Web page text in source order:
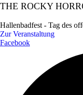
THE ROCKY
Hallenbadfest - Tag des
Zur Veranstaltung
Facebook